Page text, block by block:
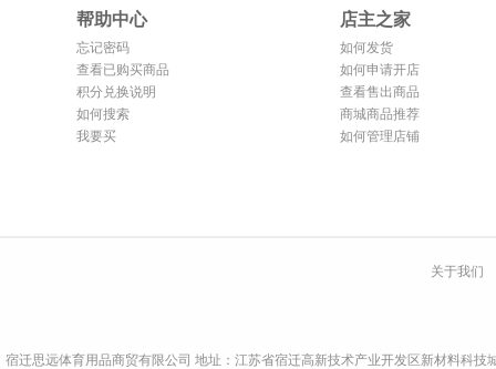
帮助中心
忘记密码
查看已购买商品
积分兑换说明
如何搜索
我要买
店主之家
如何发货
如何申请开店
查看售出商品
商城商品推荐
如何管理店铺
关于我们
宿迁思远体育用品商贸有限公司 地址：江苏省宿迁高新技术产业开发区新材料科